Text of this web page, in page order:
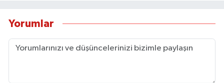
Yorumlar